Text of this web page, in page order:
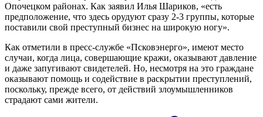
Опочецком районах. Как заявил Илья Шариков, «есть
предположение, что здесь орудуют сразу 2-3 группы, которые
поставили свой преступный бизнес на широкую ногу».
Как отметили в пресс-службе «Псковэнерго», имеют место
случаи, когда лица, совершающие кражи, оказывают давление
и даже запугивают свидетелей. Но, несмотря на это граждане
оказывают помощь и содействие в раскрытии преступлений,
поскольку, прежде всего, от действий злоумышленников
страдают сами жители.